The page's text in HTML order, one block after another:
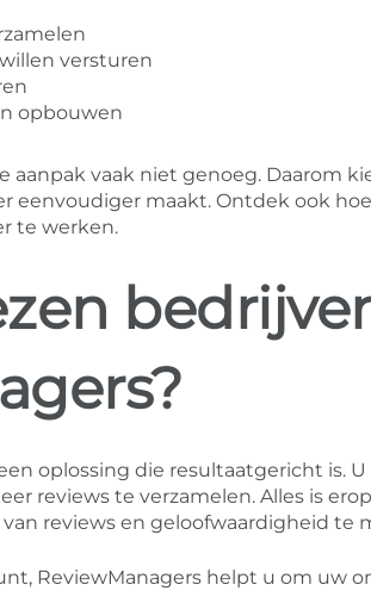
versturen
opbouwen
aanpak vaak niet genoeg. Daarom
eenvoudiger maakt. Ontdek ook
te werken.
oplossing die resultaatgericht is.
reviews te verzamelen. Alles is
reviews en geloofwaardigheid te
ReviewManagers helpt u om uw